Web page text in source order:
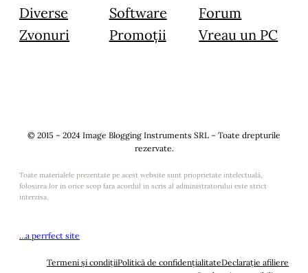
Diverse
Zvonuri
Software
Promoții
Forum
Vreau un PC
© 2015 – 2024 Image Blogging Instruments SRL – Toate drepturile
rezervate.
Toate materialele prezentate pe acest website sunt prioprietate intelectuală,
folosirea lor in orice scop fara acordul in scris al administratorului este strict
interzisa.
…a perrfect site
Termeni și condițiiPolitică de confidențialitateDeclarație afiliere